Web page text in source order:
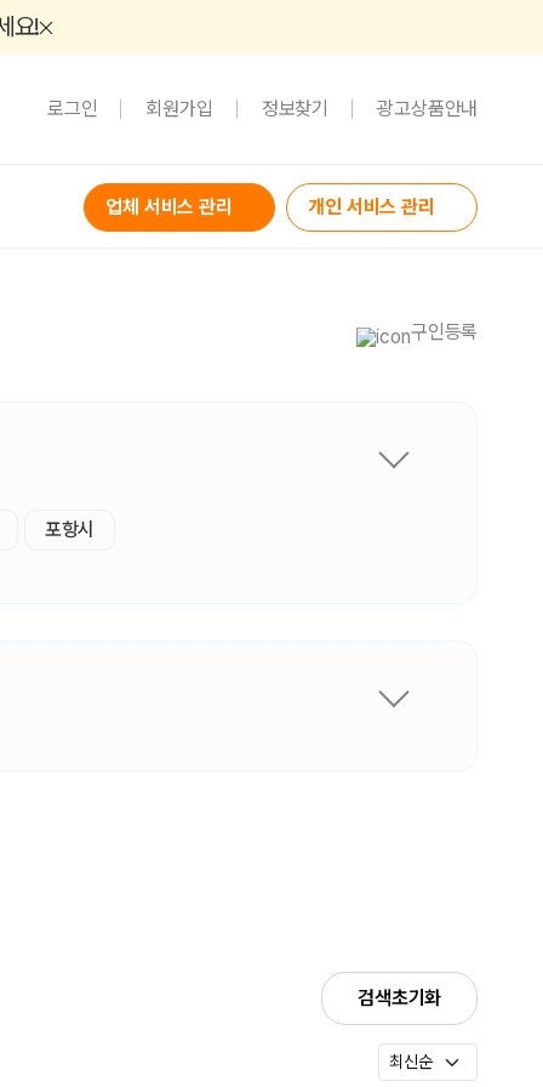
요!
로그인 회원가입 정보찾기 광고상품안내
업체 서비스 관리 개인 서비스 관리
구인등록
포항시
검색초기화